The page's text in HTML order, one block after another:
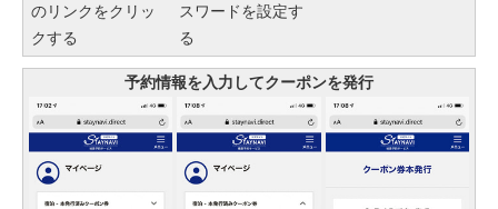
のリンクをクリッ
クする
スワードを設定す
る
予約情報を入力してクーポンを発行